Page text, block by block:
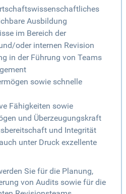
Ausbildung
im Bereich der
oder internen Revision
in der Führung von Teams
sowie schnelle
Fähigkeiten sowie
und Überzeugungskraft
und Integrität
unter Druck exzellente
Sie für die Planung,
von Audits sowie für die